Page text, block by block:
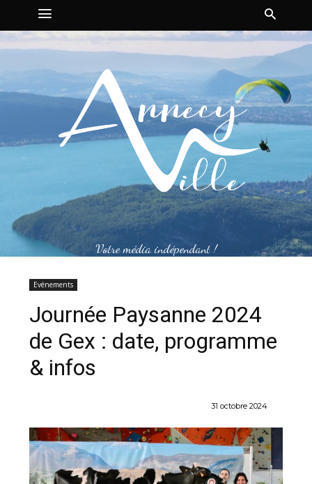
Votre média indépendant !
Evénements
Journée Paysanne 2024
de Gex : date, programme
& infos
31 octobre 2024